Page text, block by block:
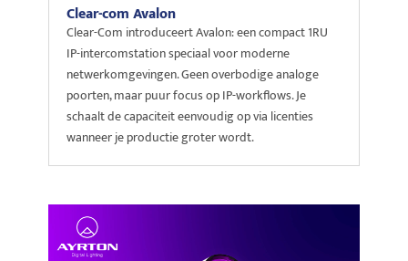
Clear-com Avalon
Clear-Com introduceert Avalon: een compact 1RU
IP-intercomstation speciaal voor moderne
netwerkomgevingen. Geen overbodige analoge
poorten, maar puur focus op IP-workflows. Je
schaalt de capaciteit eenvoudig op via licenties
wanneer je productie groter wordt.